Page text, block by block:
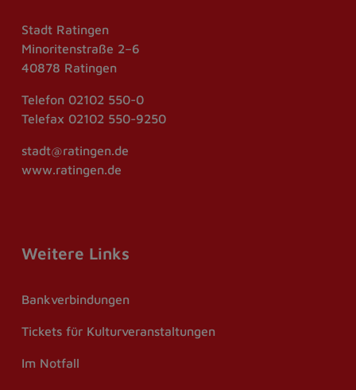
Stadt Ratingen
Minoritenstraße 2–6
40878 Ratingen
Telefon 02102 550-0
Telefax 02102 550-9250
stadt@ratingen.de
www.ratingen.de
Weitere Links
Bankverbindungen
Tickets für Kulturveranstaltungen
Im Notfall